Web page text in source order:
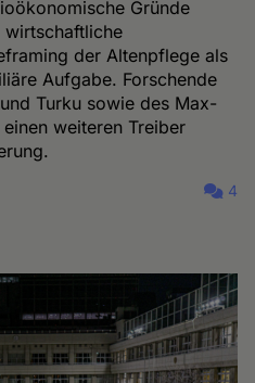
Gründe
wirtschaftliche
der Altenpflege als
Aufgabe. Forschende
Turku sowie des Max-
weiteren Treiber
4